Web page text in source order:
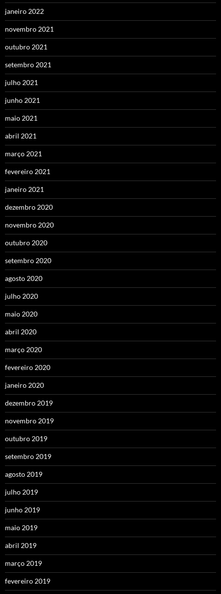
janeiro 2022
novembro 2021
outubro 2021
setembro 2021
julho 2021
junho 2021
maio 2021
abril 2021
março 2021
fevereiro 2021
janeiro 2021
dezembro 2020
novembro 2020
outubro 2020
setembro 2020
agosto 2020
julho 2020
maio 2020
abril 2020
março 2020
fevereiro 2020
janeiro 2020
dezembro 2019
novembro 2019
outubro 2019
setembro 2019
agosto 2019
julho 2019
junho 2019
maio 2019
abril 2019
março 2019
fevereiro 2019